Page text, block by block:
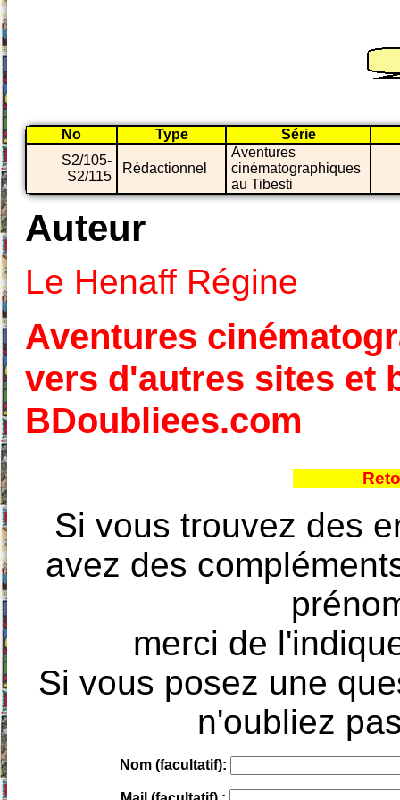
No Type
Série
S2/105-
S2/115
Rédactionnel
Aventures
cinématographiques
au Tibesti
Auteur
Le Henaff Régine
Aventures
vers d'autres sites et
BDoubliees.com
Si vous trouvez des
avez des
merci de
Si vous posez une
n'oubliez
Nom (facultatif):